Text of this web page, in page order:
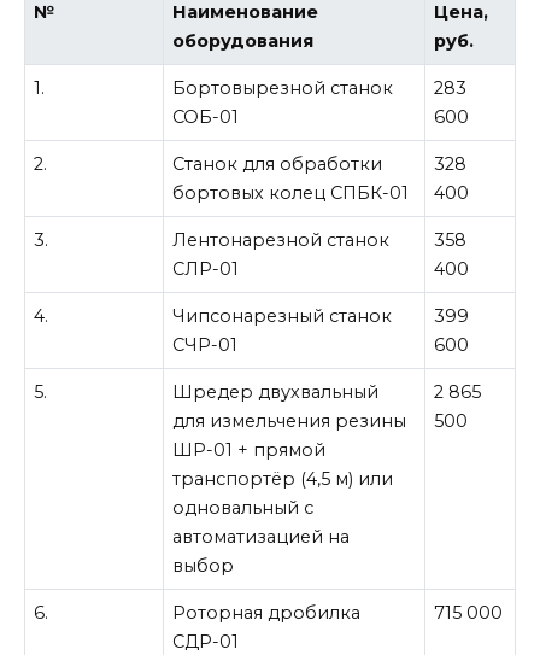
№
Наименование
оборудования
Цена,
руб.
1.
Бортовырезной станок
СОБ-01
283
600
2.
Станок для обработки
бортовых колец СПБК-01
328
400
3.
Лентонарезной станок
СЛР-01
358
400
4.
Чипсонарезный станок
СЧР-01
399
600
5.
Шредер двухвальный
для измельчения резины
ШР-01 + прямой
транспортёр (4,5 м) или
одновальный с
автоматизацией на
выбор
2 865
500
6.
Роторная дробилка
СДР-01
715 000